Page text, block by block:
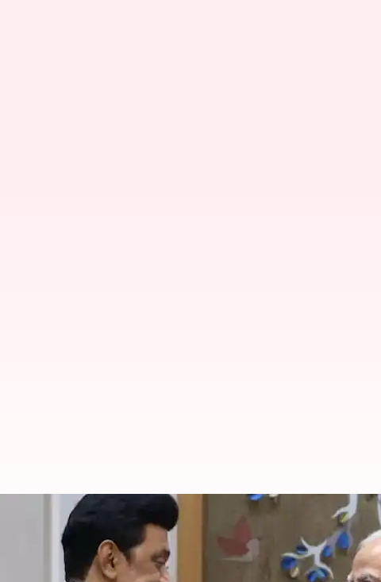
செப்டம்பர் 27இல் பிரதமர்
தெரியுமா?
எழுதியவர் Sekar Chinnappan 02:42 pm